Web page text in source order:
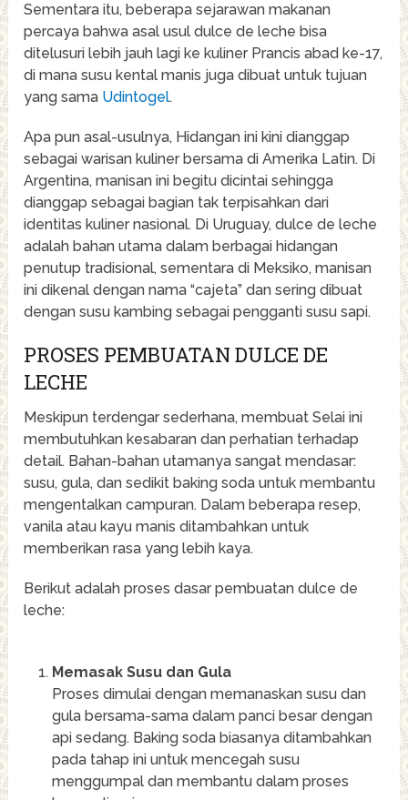
Sementara itu, beberapa sejarawan makanan
percaya bahwa asal usul dulce de leche bisa
ditelusuri lebih jauh lagi ke kuliner Prancis abad ke-17,
di mana susu kental manis juga dibuat untuk tujuan
yang sama Udintogel.
Apa pun asal-usulnya, Hidangan ini kini dianggap
sebagai warisan kuliner bersama di Amerika Latin. Di
Argentina, manisan ini begitu dicintai sehingga
dianggap sebagai bagian tak terpisahkan dari
identitas kuliner nasional. Di Uruguay, dulce de leche
adalah bahan utama dalam berbagai hidangan
penutup tradisional, sementara di Meksiko, manisan
ini dikenal dengan nama “cajeta” dan sering dibuat
dengan susu kambing sebagai pengganti susu sapi.
PROSES PEMBUATAN DULCE DE
LECHE
Meskipun terdengar sederhana, membuat Selai ini
membutuhkan kesabaran dan perhatian terhadap
detail. Bahan-bahan utamanya sangat mendasar:
susu, gula, dan sedikit baking soda untuk membantu
mengentalkan campuran. Dalam beberapa resep,
vanila atau kayu manis ditambahkan untuk
memberikan rasa yang lebih kaya.
Berikut adalah proses dasar pembuatan dulce de
leche:
Memasak Susu dan Gula
Proses dimulai dengan memanaskan susu dan
gula bersama-sama dalam panci besar dengan
api sedang. Baking soda biasanya ditambahkan
pada tahap ini untuk mencegah susu
menggumpal dan membantu dalam proses